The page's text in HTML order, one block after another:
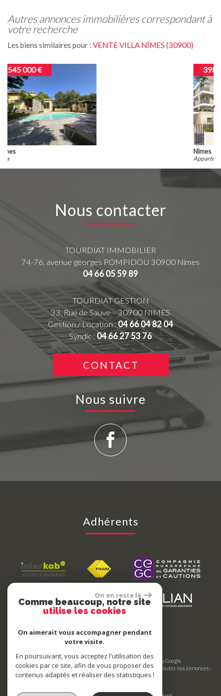
autres annonces immobilières correspondant à
votre recherche
Les biens similaires pour : VENTE VILLA NÎMES (30900)
Nous contacter
TOURDIAT IMMOBILIER
74-76, avenue georges POMPIDOU 30900 Nimes
04 66 05 59 89
TOURDIAT GESTION
33, Rue de Sauve – 30900 NIMES
Gestion / Location :04 66 04 82 04
Syndic :04 66 27 53 76
CONTACT
Nous suivre
Adhérents
© 2026 | Tous droits réservés | Traduction powered by Google
Plan du site- Mentions légales- Nos honoraires -Liens- Admin Toutes nos annonces-
Politique RGPD
On en reste là
Comme beaucoup, notre site
utilise les cookies
On aimerait vous accompagner pendant
votre visite.
En poursuivant, vous acceptez l'utilisation des
cookies par ce site, afin de vous proposer des
contenus adaptés et réaliser des statistiques !